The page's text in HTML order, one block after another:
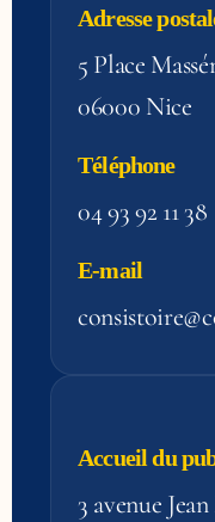
Adresse
5 Place
06000 Nice
Téléphone
04 93 92 11 38
E-mail
Accueil du
3 avenue